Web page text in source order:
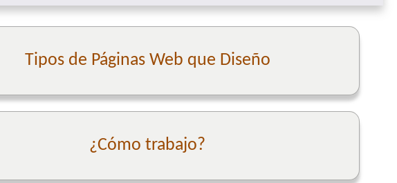
Tipos de Páginas Web que Diseño
¿Cómo trabajo?